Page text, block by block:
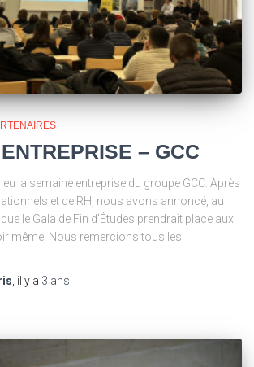
– GCC
la semaine entreprise du groupe GCC. Après
et de RH, nous avons annoncé, au
le Gala de Fin d’Études prendrait place aux
même. Nous remercions tous les
, il y a 3 ans